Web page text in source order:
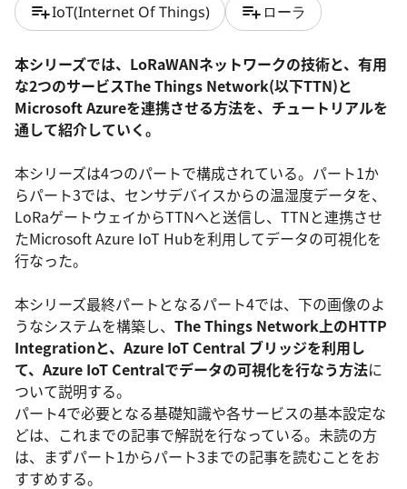
playlist_addIoT(Internet Of Things) playlist_add ローラ
本シリーズでは、LoRaWANネットワークの技術と、有用
な2つのサービスThe Things Network(以下TTN)と
Microsoft Azureを連携させる方法を、チュートリアルを
通して紹介していく。
本シリーズは4つのパートで構成されている。パート1か
らパート3では、センサデバイスからの温湿度データを、
LoRaゲートウェイからTTNへと送信し、TTNと連携させ
たMicrosoft Azure IoT Hubを利用してデータの可視化を
行なった。
本シリーズ最終パートとなるパート4では、下の画像のよ
うなシステムを構築し、 The Things Network上のHTTP
Integrationと、Azure IoT Central ブリッジを利用し
て、Azure IoT Centralでデータの可視化を行なう方法に
ついて説明する。
パート4で必要となる基礎知識や各サービスの基本設定な
どは、これまでの記事で解説を行なっている。未読の方
は、まずパート1からパート3までの記事を読むことをお
すすめする。